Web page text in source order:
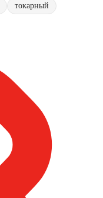
токарный